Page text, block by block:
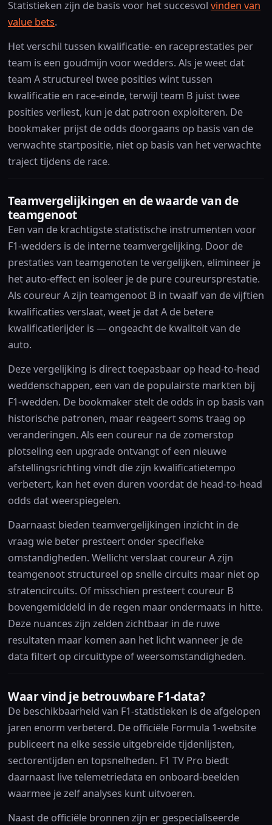
Statistieken zijn de basis voor het succesvol vinden van
value bets.
Het verschil tussen kwalificatie- en raceprestaties per
team is een goudmijn voor wedders. Als je weet dat
team A structureel twee posities wint tussen
kwalificatie en race-einde, terwijl team B juist twee
posities verliest, kun je dat patroon exploiteren. De
bookmaker prijst de odds doorgaans op basis van de
verwachte startpositie, niet op basis van het verwachte
traject tijdens de race.
Teamvergelijkingen en de waarde van de
teamgenoot
Een van de krachtigste statistische instrumenten voor
F1-wedders is de interne teamvergelijking. Door de
prestaties van teamgenoten te vergelijken, elimineer je
het auto-effect en isoleer je de pure coureursprestatie.
Als coureur A zijn teamgenoot B in twaalf van de vijftien
kwalificaties verslaat, weet je dat A de betere
kwalificatierijder is — ongeacht de kwaliteit van de
auto.
Deze vergelijking is direct toepasbaar op head-to-head
weddenschappen, een van de populairste markten bij
F1-wedden. De bookmaker stelt de odds in op basis van
historische patronen, maar reageert soms traag op
veranderingen. Als een coureur na de zomerstop
plotseling een upgrade ontvangt of een nieuwe
afstellingsrichting vindt die zijn kwalificatietempo
verbetert, kan het even duren voordat de head-to-head
odds dat weerspiegelen.
Daarnaast bieden teamvergelijkingen inzicht in de
vraag wie beter presteert onder specifieke
omstandigheden. Wellicht verslaat coureur A zijn
teamgenoot structureel op snelle circuits maar niet op
stratencircuits. Of misschien presteert coureur B
bovengemiddeld in de regen maar ondermaats in hitte.
Deze nuances zijn zelden zichtbaar in de ruwe
resultaten maar komen aan het licht wanneer je de
data filtert op circuittype of weersomstandigheden.
Waar vind je betrouwbare F1-data?
De beschikbaarheid van F1-statistieken is de afgelopen
jaren enorm verbeterd. De officiële Formula 1-website
publiceert na elke sessie uitgebreide tijdenlijsten,
sectorentijden en topsnelheden. F1 TV Pro biedt
daarnaast live telemetriedata en onboard-beelden
waarmee je zelf analyses kunt uitvoeren.
Naast de officiële bronnen zijn er gespecialiseerde